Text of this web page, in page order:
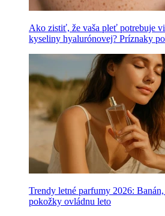
Ako zistiť, že vaša pleť potrebuje
kyseliny hyalurónovej? Príznaky
Trendy letné parfumy 2026:
pokožky ovládnu leto